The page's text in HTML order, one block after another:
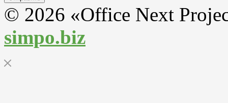
© 2026 «Office Next
simpo.biz